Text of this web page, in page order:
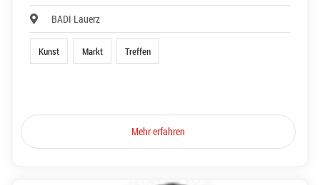
BADI Lauerz
Kunst Markt Treffen
Mehr erfahren